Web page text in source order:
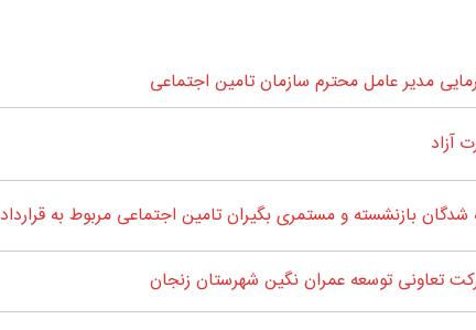
مدیر عامل محترم سازمان تامین اجتماعی
آزاد
بازنشسته و مستمری بگیران تامین اجتماعی مربوط به قرارداد 1403-1404
تعاونی توسعه عمران نگین شهرستان زنجان